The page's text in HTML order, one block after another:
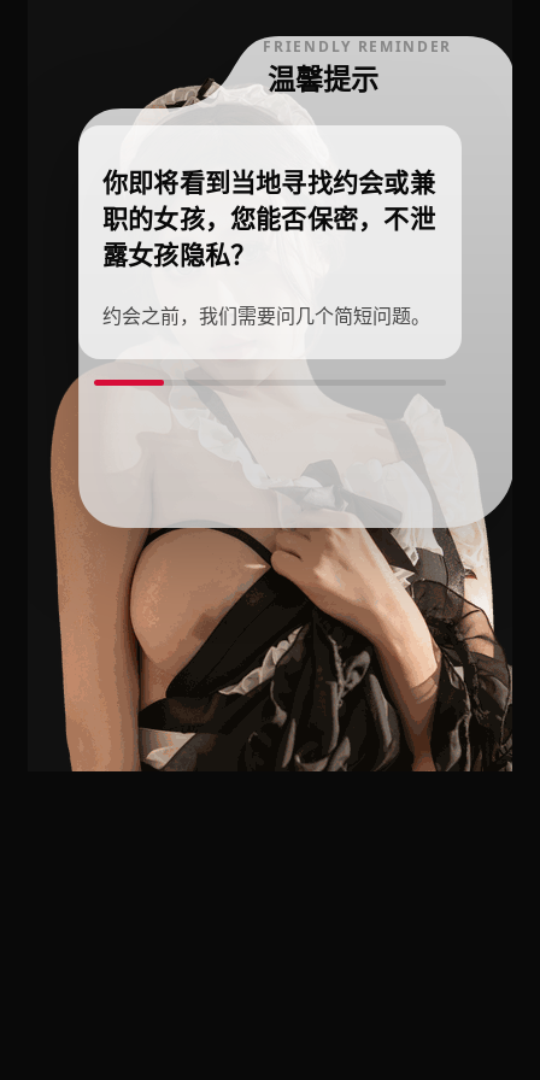
FRIENDLY REMINDER
温馨提示
你即将看到当地寻找约会或兼
职的女孩，您能否保密，不泄
露女孩隐私？
约会之前，我们需要问几个简短问题。